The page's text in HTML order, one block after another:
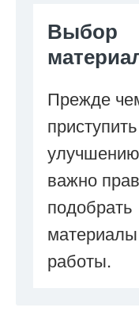
Выбор
Прежде
важно
подобрать
работы.